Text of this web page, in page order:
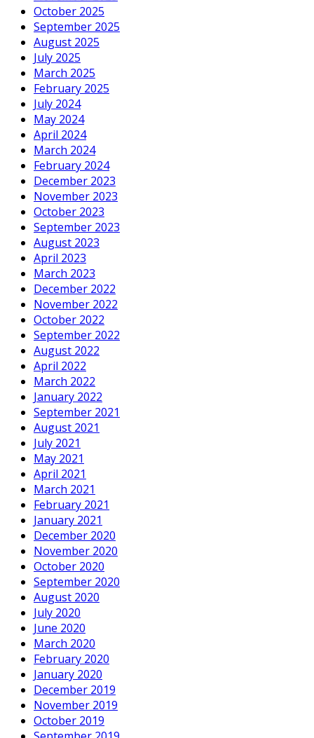
October 2025
September 2025
August 2025
July 2025
March 2025
February 2025
July 2024
May 2024
April 2024
March 2024
February 2024
December 2023
November 2023
October 2023
September 2023
August 2023
April 2023
March 2023
December 2022
November 2022
October 2022
September 2022
August 2022
April 2022
March 2022
January 2022
September 2021
August 2021
July 2021
May 2021
April 2021
March 2021
February 2021
January 2021
December 2020
November 2020
October 2020
September 2020
August 2020
July 2020
June 2020
March 2020
February 2020
January 2020
December 2019
November 2019
October 2019